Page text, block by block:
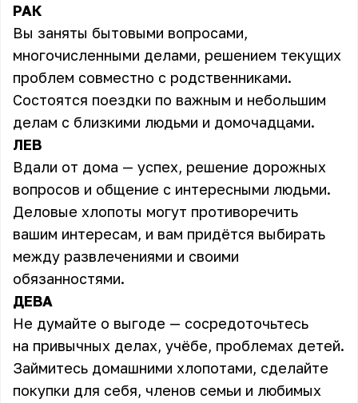
РАК
Вы заняты бытовыми вопросами,
многочисленными делами, решением текущих
проблем совместно с родственниками.
Состоятся поездки по важным и небольшим
делам с близкими людьми и домочадцами.
ЛЕВ
Вдали от дома — успех, решение дорожных
вопросов и общение с интересными людьми.
Деловые хлопоты могут противоречить
вашим интересам, и вам придётся выбирать
между развлечениями и своими
обязанностями.
ДЕВА
Не думайте о выгоде — сосредоточьтесь
на привычных делах, учёбе, проблемах детей.
Займитесь домашними хлопотами, сделайте
покупки для себя, членов семьи и любимых